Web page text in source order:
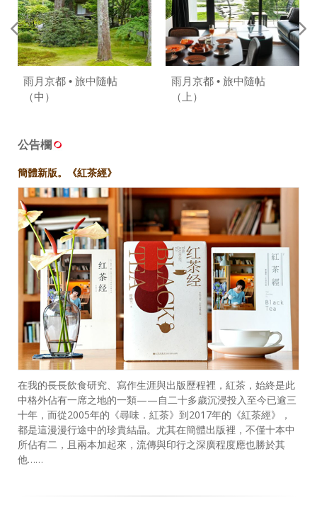
雨月京都 • 旅中隨帖
（中）
雨月京都 • 旅中隨帖
（上）
公告欄
簡體新版。《紅茶經》
在我的長長飲食研究、寫作生涯與出版歷程裡，紅茶，始終是此
中格外佔有一席之地的一類——自二十多歲沉浸投入至今已逾三
十年，而從2005年的《尋味．紅茶》到2017年的《紅茶經》，
都是這漫漫行途中的珍貴結晶。尤其在簡體出版裡，不僅十本中
所佔有二，且兩本加起來，流傳與印行之深廣程度應也勝於其
他……